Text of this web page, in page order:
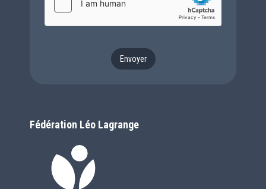
Envoyer
Fédération Léo Lagrange